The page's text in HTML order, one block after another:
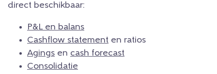
direct beschikbaar:
P&L en balans
Cashflow statement en ratios
Agings en cash forecast
Consolidatie